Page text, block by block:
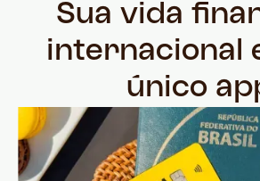
Sua vida
internacional
único